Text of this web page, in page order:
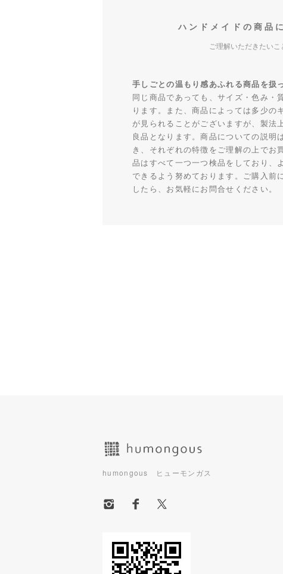
ハンドメイドの商品
ご理解いただきたいこ
手しごとの温もり感あふれる商品を扱
同じ商品であっても、サイズ・色み・
ります。また、商品によっては多少の
が見られることがございますが、製法
良品となります。商品についての説明
き、それぞれの特徴をご理解の上でお
品はすべて一つ一つ検品をしており、
できるよう努めております。ご購入前
したら、お気軽にお問合せください。
humongous ヒューモンガス